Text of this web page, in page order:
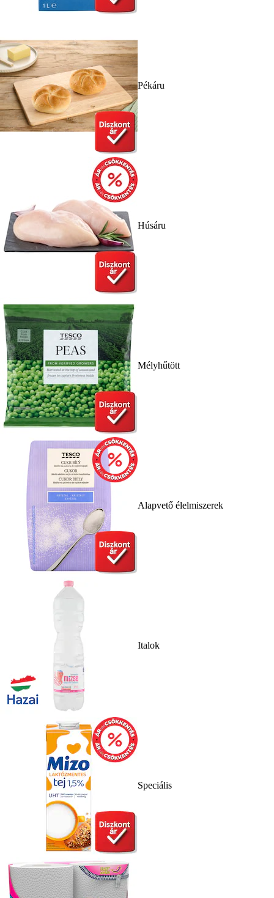
Pékáru
Húsáru
Mélyhűtött
Alapvető élelmiszerek
Italok
Speciális